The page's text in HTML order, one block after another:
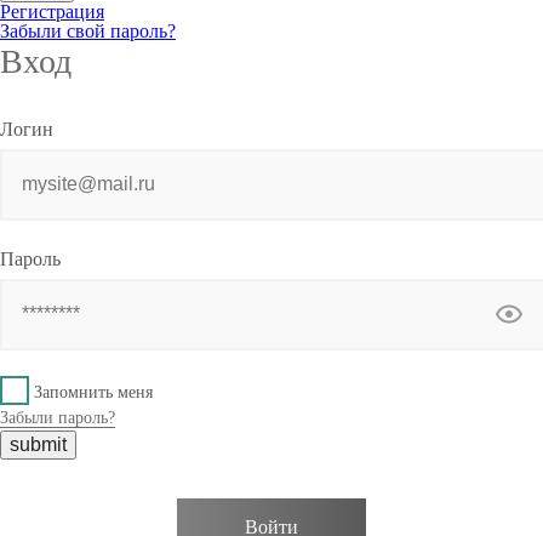
Регистрация
Забыли свой пароль?
Вход
Логин
Пароль
Запомнить меня
Забыли пароль?
Войти